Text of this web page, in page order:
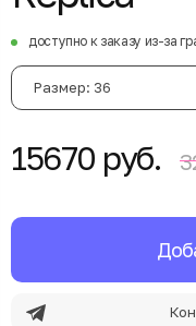
доступно к заказу из-за
Размер: 36
15670 руб.